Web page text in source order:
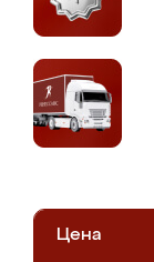
Цена